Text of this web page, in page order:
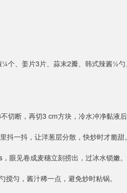
个、姜片3片、蒜末2瓣、韩式辣酱½
切断，再切3 cm方块，冷水冲净黏液后
一抖，让洋葱层分散，快炒时才脆甜。
眼见卷成麦穗立刻捞出，过冰水锁嫩。
匀，酱汁稀一点，避免炒时粘锅。